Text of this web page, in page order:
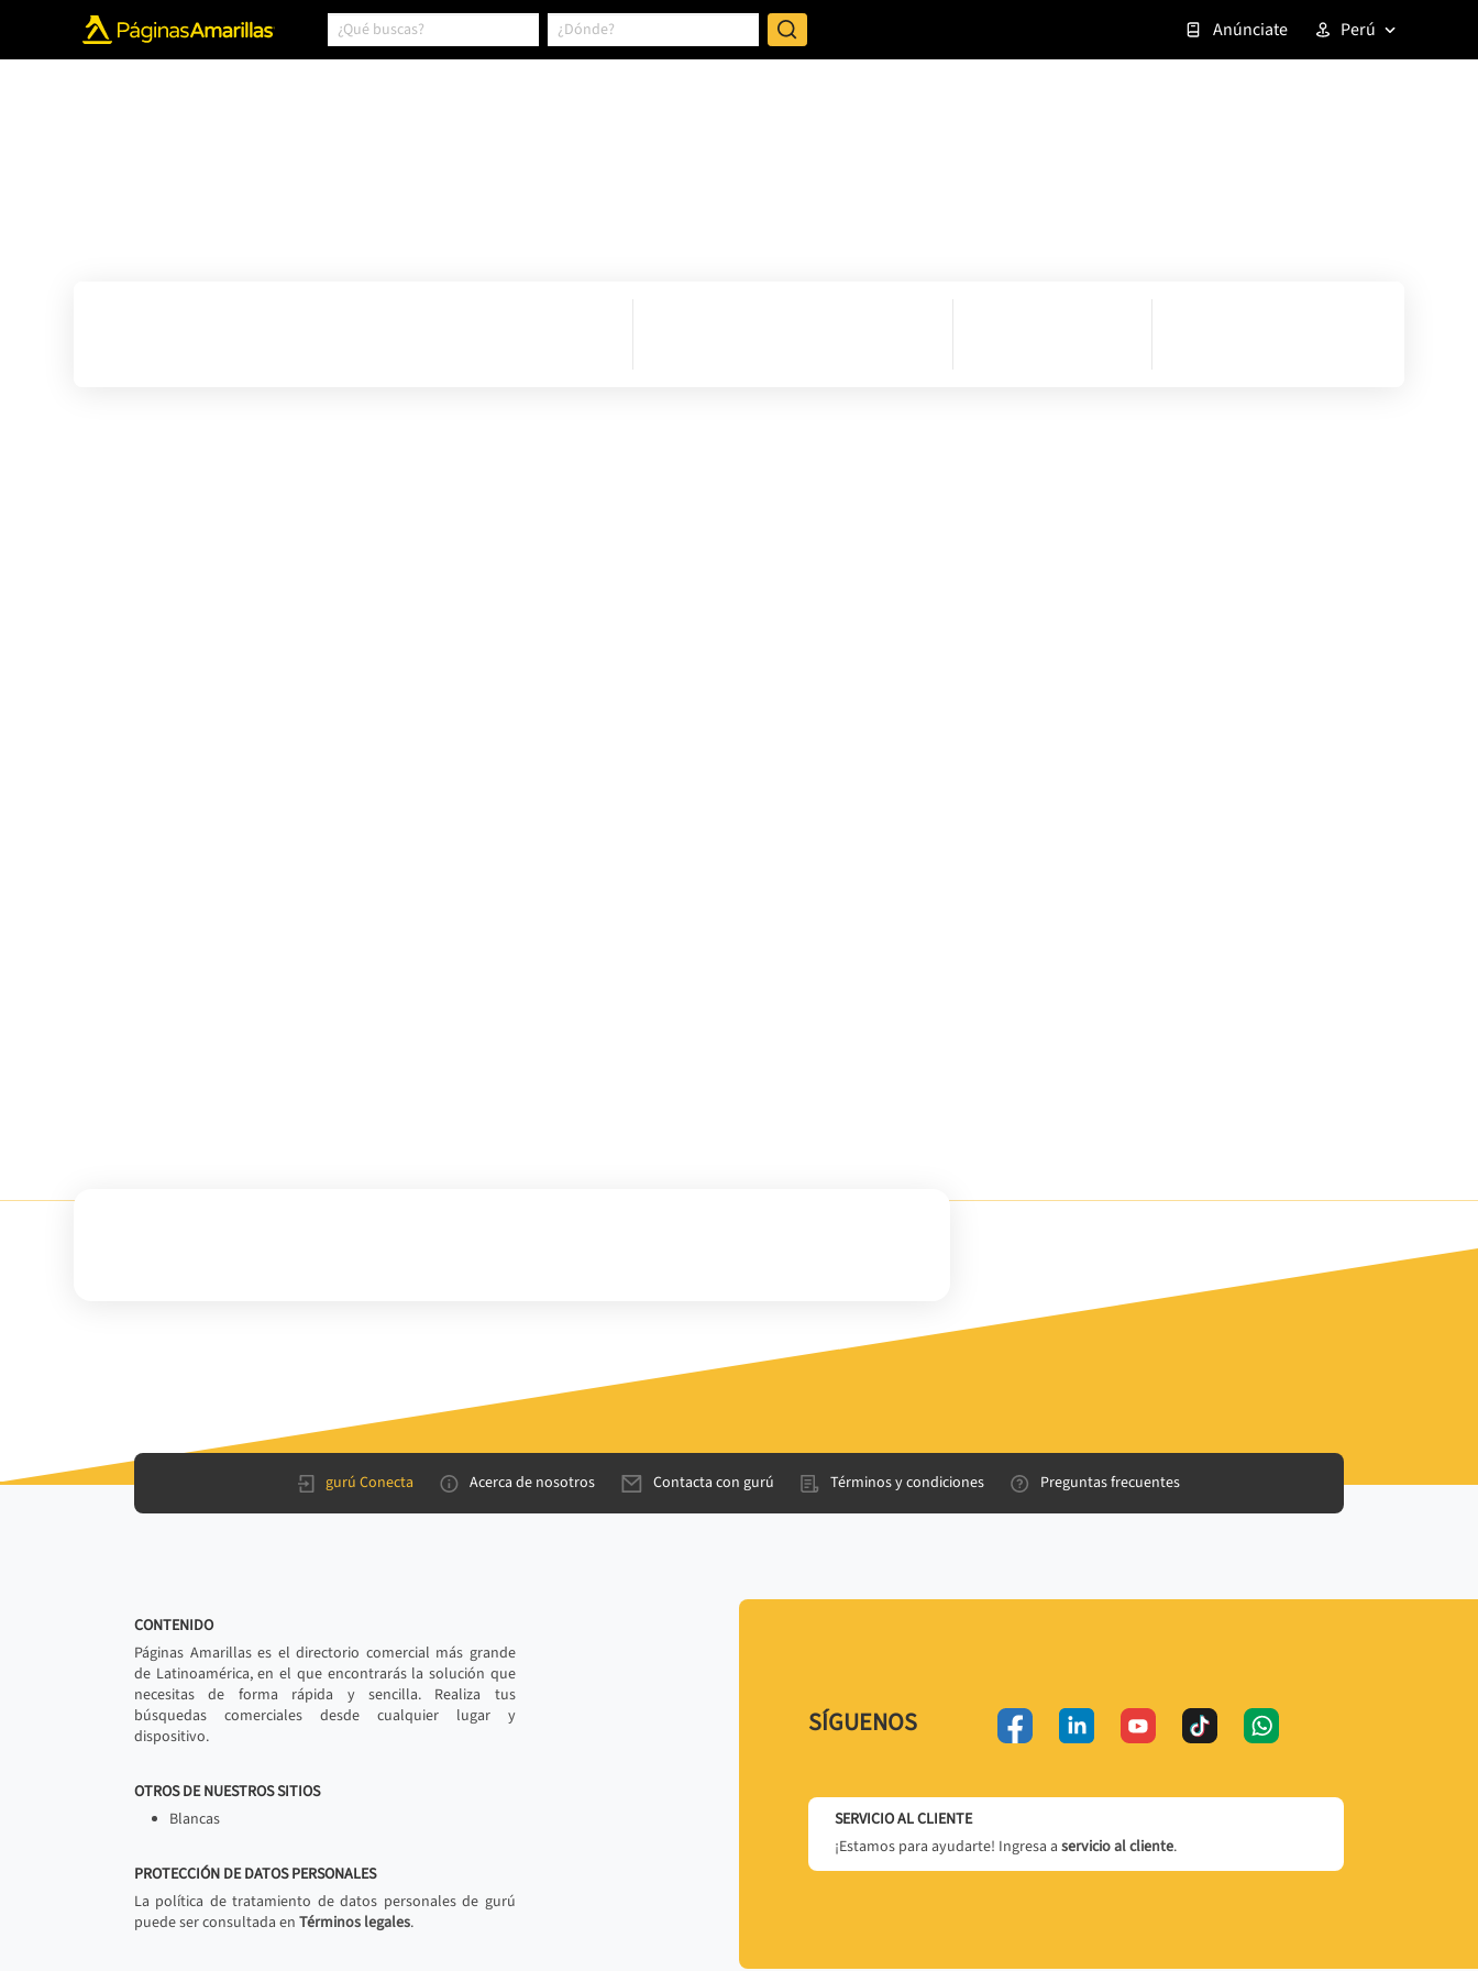
Anúnciate Perú
gurú Conecta Acerca de nosotros Contacta con gurú Términos y condiciones Preguntas frecuentes
CONTENIDO
Páginas Amarillas es el directorio comercial más grande
de Latinoamérica, en el que encontrarás la solución que
necesitas de forma rápida y sencilla. Realiza tus
búsquedas comerciales desde cualquier lugar y
dispositivo.
OTROS DE NUESTROS SITIOS
Blancas
PROTECCIÓN DE DATOS PERSONALES
La política de tratamiento de datos personales de gurú
puede ser consultada en Términos legales.
SÍGUENOS
SERVICIO AL CLIENTE
¡Estamos para ayudarte! Ingresa a servicio al cliente.